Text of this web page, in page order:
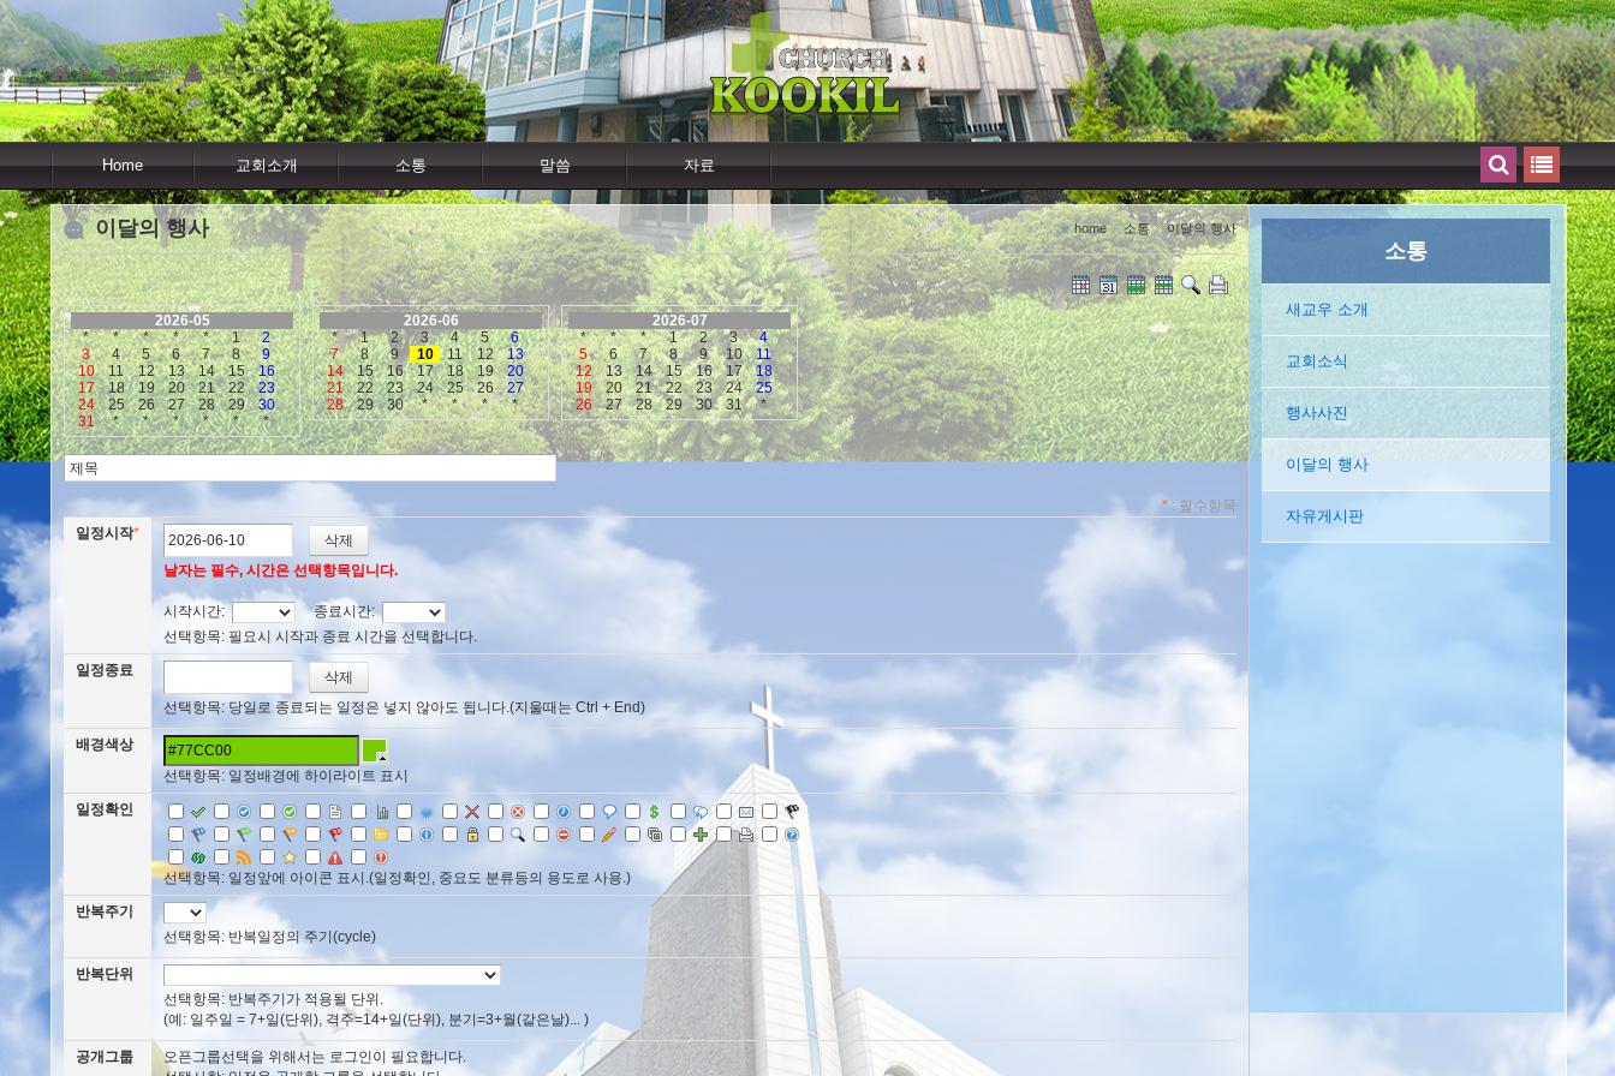
홈 로그인 회원가입
Home 교회소개 소통 말씀 자료
이달의 행사 home 소통 이달의 행사
2026-05
*
* * * * 1
2
3
4 5 6 7 8
9
10
11 12 13 14 15
16
17
18 19 20 21 22
23
24
25 26 27 28 29
30
31
* * * * * *
2026-06
*
1 2 3 4 5
6
7
8 9 10 11 12
13
14
15 16 17 18 19
20
21
22 23 24 25 26
27
28
29 30 * * * *
2026-07
*
* * 1 2 3
4
5
6 7 8 9 10
11
12
13 14 15 16 17
18
19
20 21 22 23 24
25
26
27 28 29 30 31 *
* : 필수항목
일정시작*
날자는 필수, 시간은 선택항목입니다.
시작시간:
종료시간:
선택항목: 필요시 시작과 종료 시간을 선택합니다.
일정종료
선택항목: 당일로 종료되는 일정은 넣지 않아도 됩니다.(지울때는 Ctrl + End)
배경색상
선택항목: 일정배경에 하이라이트 표시
일정확인
선택항목: 일정앞에 아이콘 표시.(일정확인, 중요도 분류등의 용도로 사용.)
반복주기
선택항목: 반복일정의 주기(cycle)
반복단위
선택항목: 반복주기가 적용될 단위.
(예: 일주일 = 7+일(단위), 격주=14+일(단위), 분기=3+월(같은날)... )
공개그룹
오픈그룹선택을 위해서는 로그인이 필요합니다.
소통
새교우 소개
교회소식
행사사진
이달의 행사
자유게시판